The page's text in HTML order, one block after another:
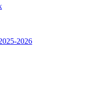
2026